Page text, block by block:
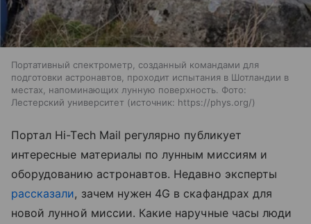
Портативный спектрометр, созданный командами для
подготовки астронавтов, проходит испытания в Шотландии в
местах, напоминающих лунную поверхность. Фото:
Лестерский университет
источник: https://phys.org/
Портал Hi-Tech Mail регулярно публикует
интересные материалы по лунным миссиям и
оборудованию астронавтов. Недавно эксперты
рассказали, зачем нужен 4G в скафандрах для
новой лунной миссии. Какие наручные часы люди